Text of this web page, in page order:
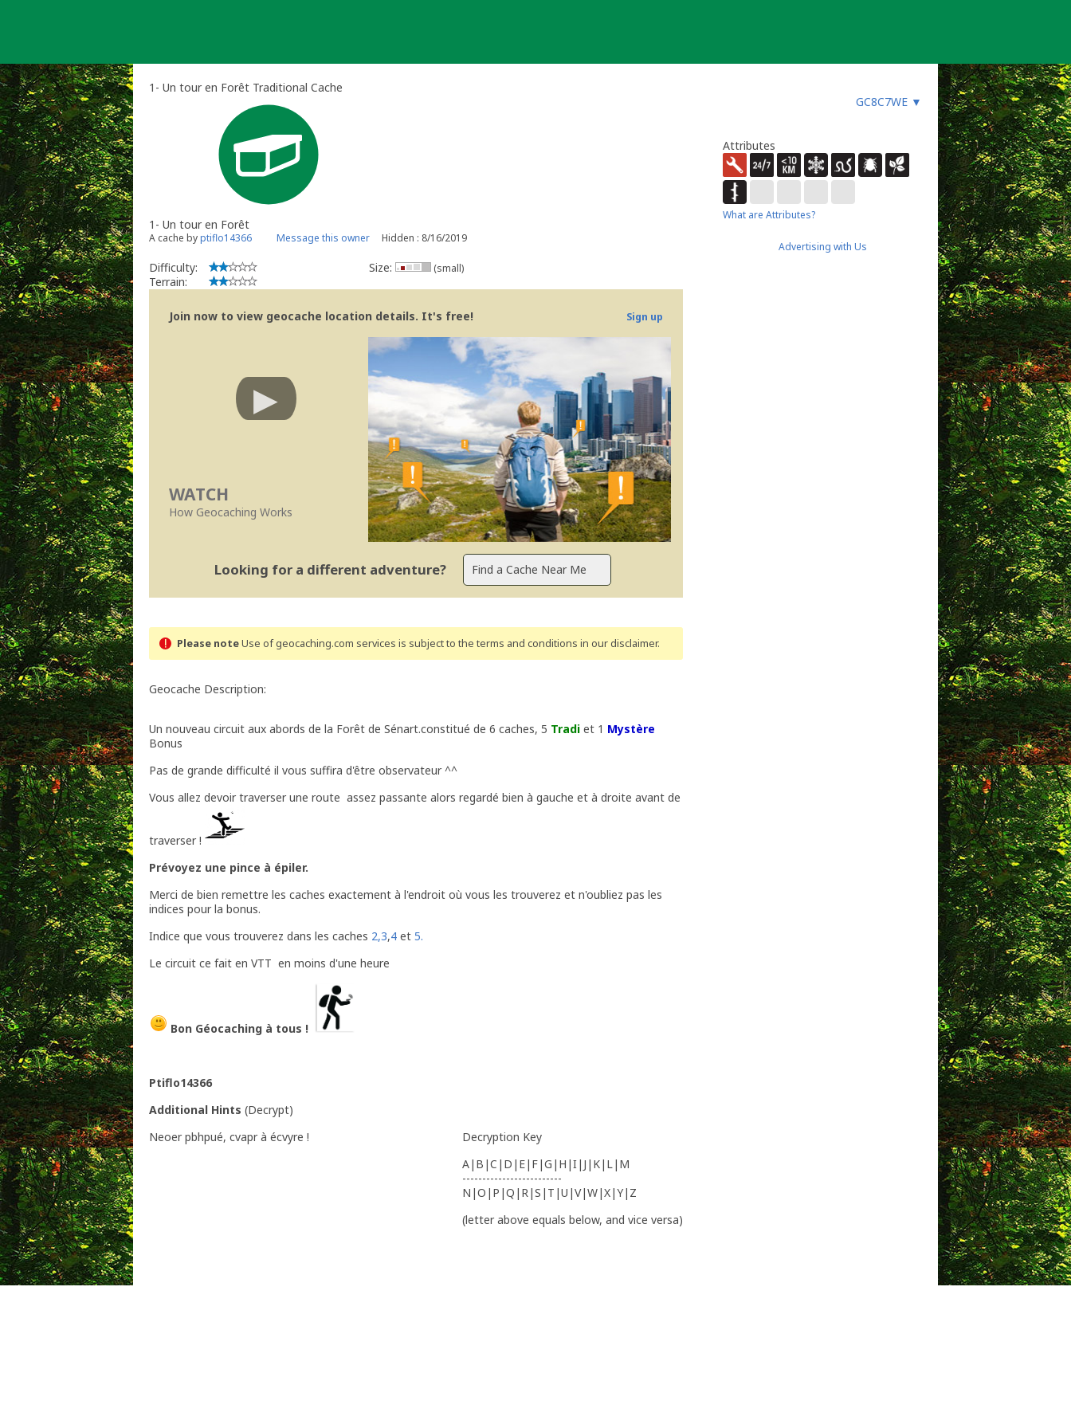
1- Un tour en Forêt Traditional Cache
GC8C7WE ▼
1- Un tour en Forêt
A cache byptiflo14366 Message this owner Hidden : 8/16/2019
Difficulty:
Terrain:
Size: (small)
Join now to view geocache location details. It's free! Sign up
WATCH
How Geocaching Works
Looking for a different adventure?
Please noteUse of geocaching.com services is subject to the terms and conditions in our disclaimer.
Geocache Description:
Un nouveau circuit aux abords de la Forêt de Sénart.constitué de 6 caches, 5 Tradi et 1 Mystère
Bonus
Pas de grande difficulté il vous suffira d'être observateur ^^
Vous allez devoir traverser une route assez passante alors regardé bien à gauche et à droite avant de
traverser !
Prévoyez une pince à épiler.
Merci de bien remettre les caches exactement à l'endroit où vous les trouverez et n'oubliez pas les
indices pour la bonus.
Indice que vous trouverez dans les caches 2,3,4 et 5.
Le circuit ce fait en VTT en moins d'une heure
Bon Géocaching à tous !
Ptiflo14366
Additional Hints (Decrypt)
Neoer pbhpué, cvapr à écvyre !
Decryption Key
A|B|C|D|E|F|G|H|I|J|K|L|M
-------------------------
N|O|P|Q|R|S|T|U|V|W|X|Y|Z
(letter above equals below, and vice versa)
Attributes
What are Attributes?
Advertising with Us